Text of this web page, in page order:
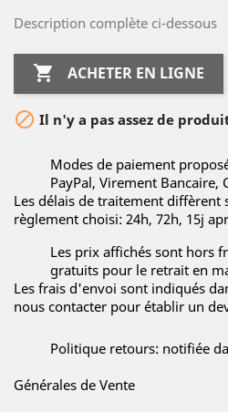
Description complète ci-dessous
 ACHETER EN LIGNE
 Il n'y a pas assez de
Modes de paiement
PayPal, Virement Bancaire,
Les délais de traitement diffèrent
règlement choisi: 24h, 72h, 15j
Les prix affichés sont hors
gratuits pour le retrait en
Les frais d'envoi sont indiqués
nous contacter pour établir un
Politique retours: notifiée
Générales de Vente